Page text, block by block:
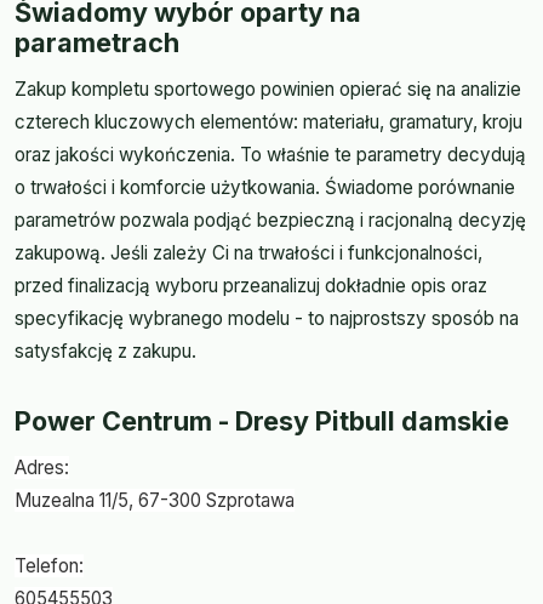
Świadomy wybór oparty na
parametrach
Zakup kompletu sportowego powinien opierać się na analizie
czterech kluczowych elementów: materiału, gramatury, kroju
oraz jakości wykończenia. To właśnie te parametry decydują
o trwałości i komforcie użytkowania. Świadome porównanie
parametrów pozwala podjąć bezpieczną i racjonalną decyzję
zakupową. Jeśli zależy Ci na trwałości i funkcjonalności,
przed finalizacją wyboru przeanalizuj dokładnie opis oraz
specyfikację wybranego modelu - to najprostszy sposób na
satysfakcję z zakupu.
Power Centrum - Dresy Pitbull damskie
Adres:
Muzealna 11/5, 67-300 Szprotawa
Telefon:
605455503